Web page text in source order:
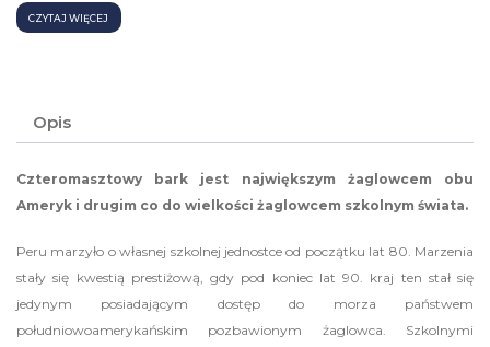
CZYTAJ WIĘCEJ
Opis
Czteromasztowy bark jest największym żaglowcem obu
Ameryk i drugim co do wielkości żaglowcem szkolnym świata.
Peru marzyło o własnej szkolnej jednostce od początku lat 80. Marzenia
stały się kwestią prestiżową, gdy pod koniec lat 90. kraj ten stał się
jedynym posiadającym dostęp do morza państwem
południowoamerykańskim pozbawionym żaglowca. Szkolnymi